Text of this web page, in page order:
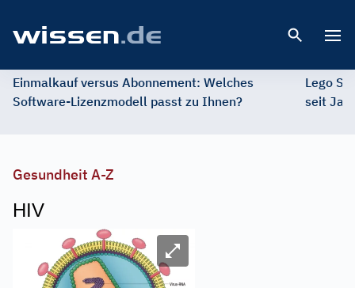
Einmalkauf versus Abonnement: Welches
Software-Lizenzmodell passt zu Ihnen?
Lego
seit
Gesundheit A-Z
HIV
Bild vergrößern